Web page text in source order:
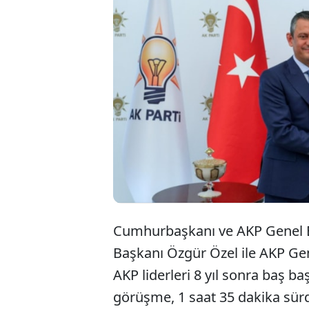
Cumhurbaşkanı ve AKP Genel
Başkanı Özgür Özel ile AKP
AKP liderleri 8 yıl sonra baş
görüşme, 1 saat 35 dakika